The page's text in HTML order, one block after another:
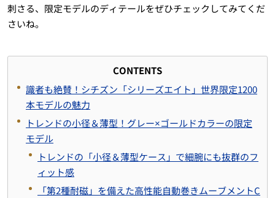
刺さる、限定モデルのディテールをぜひチェックしてみてくだ
さいね。
CONTENTS
識者も絶賛！シチズン「シリーズエイト」世界限定1200
本モデルの魅力
トレンドの小径＆薄型！グレー×ゴールドカラーの限定
モデル
トレンドの「小径＆薄型ケース」で細腕にも抜群のフ
ィット感
「第2種耐磁」を備えた高性能自動巻きムーブメントC